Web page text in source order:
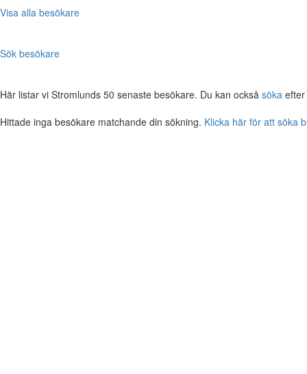
Visa alla besökare
Sök besökare
Här listar vi Stromlunds 50 senaste besökare. Du kan också söka
Hittade inga besökare matchande din sökning. Klicka här för att söka